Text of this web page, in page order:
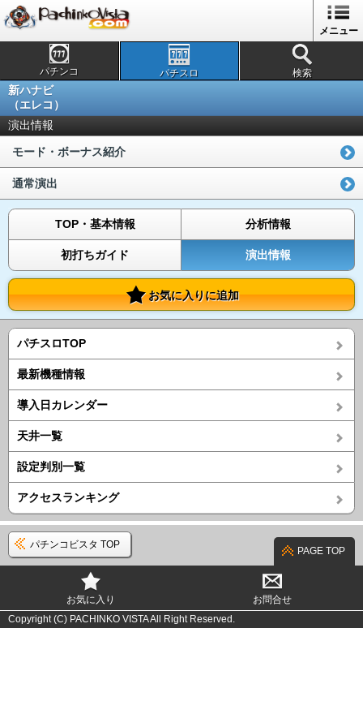
メニュー
パチンコ パチスロ 検索
新ハナビ
（エレコ）
演出情報
モード・ボーナス紹介
通常演出
TOP・基本情報 分析情報
初打ちガイド 演出情報
お気に入りに追加
パチスロTOP
最新機種情報
導入日カレンダー
天井一覧
設定判別一覧
アクセスランキング
パチンコビスタ TOP
PAGE TOP
お気に入り
お問合せ
Copyright (C) PACHINKO VISTA All Right Reserved.